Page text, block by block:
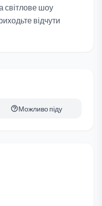
світлове шоу
відчути
Можливо піду